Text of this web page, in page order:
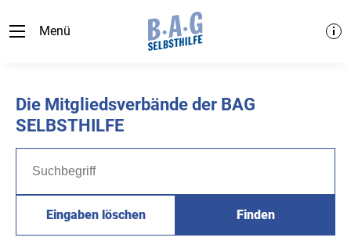
Menü
Die Mitgliedsverbände der BAG
SELBSTHILFE
Eingaben löschen Finden